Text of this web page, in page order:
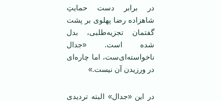
در برابر دست حمایتِ‌
شاهزاده رضا پهلوی بر پشت
گفتمان تجزیه‌طلبی، بدل
شده است. «جدال
ناخواسته‌ای‌ست، اما چاره‌ای
در ورزیدن آن نیست.»
در این «جدال» البته تردیدی